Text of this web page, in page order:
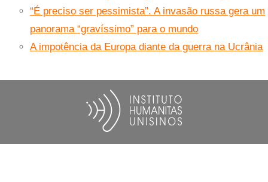
“É preciso ser pessimista”. A invasão russa gera um
panorama “gravíssimo” para o mundo
A impotência da Europa diante da guerra na Ucrânia